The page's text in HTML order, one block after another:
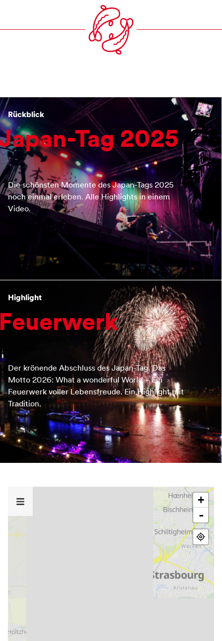
Container
Rückblick
Tag 2025
Die schönsten Momente des Japan-Tags 2025
noch einmal erleben. Alle Highlights in einem
Video.
Highlight
Der krönende Abschluss des Japan-Tag. Das
Motto 2026: What a wonderful World – Ein
Feuerwerk voller Lebensfreude. Ein Highlight mit
Tradition.
+
-